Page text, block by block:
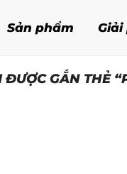
Sản phẩm Giải
ĐƯỢC GẮN THẺ